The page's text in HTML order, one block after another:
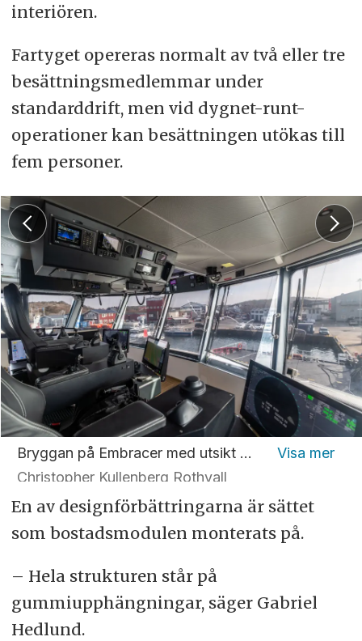
interiören.
Fartyget opereras normalt av två eller tre
besättningsmedlemmar under
standarddrift, men vid dygnet-runt-
operationer kan besättningen utökas till
fem personer.
Bryggan på Embracer med utsikt mot hamnen i Fiskebäck.
Christopher Kullenberg Rothvall
En av designförbättringarna är sättet
som bostadsmodulen monterats på.
– Hela strukturen står på
gummiupphängningar, säger Gabriel
Hedlund.